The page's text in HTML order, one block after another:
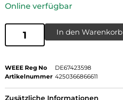
Online verfügbar
In den Warenkorb
WEEE Reg No
DE67423598
Artikelnummer 4250366866611
Zusätzliche Informationen